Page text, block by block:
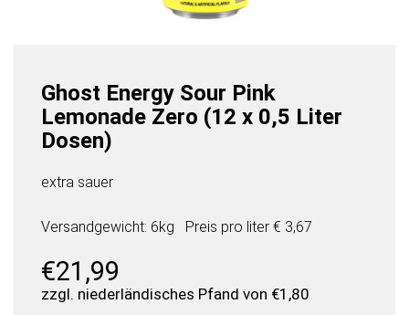
Ghost Energy Sour Pink
Lemonade Zero (12 x 0,5 Liter
Dosen)
extra sauer
Versandgewicht: 6kg Preis pro liter € 3,67
€21,99
zzgl. niederländisches Pfand von €1,80